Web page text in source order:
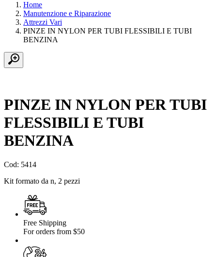
Home
Manutenzione e Riparazione
Attrezzi Vari
PINZE IN NYLON PER TUBI FLESSIBILI E TUBI
BENZINA
PINZE IN NYLON PER TUBI
FLESSIBILI E TUBI
BENZINA
Cod: 5414
Kit formato da n, 2 pezzi
Free Shipping
For orders from $50